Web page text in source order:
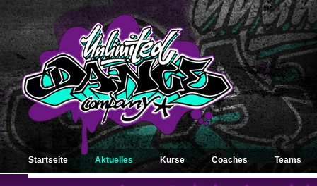
Startseite Aktuelles Kurse Coaches Teams